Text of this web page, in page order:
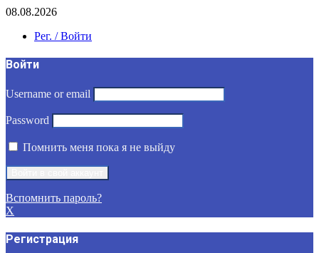
08.08.2026
Рег. / Войти
Войти
Username or email
Password
Помнить меня пока я не выйду
Вспомнить пароль?
X
Регистрация